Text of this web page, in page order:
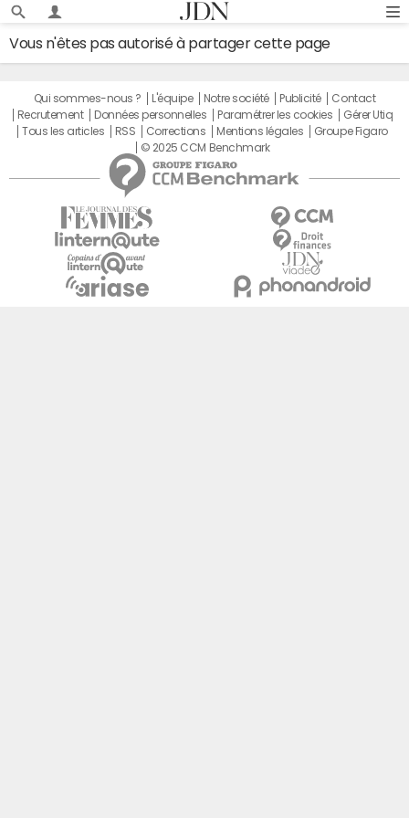
Vous n'êtes pas autorisé à partager cette page
Qui sommes-nous ? L'équipe Notre société Publicité
Contact
Recrutement
Données personnelles Paramétrer les cookies
Gérer Utiq
Tous les articles
RSS Corrections Mentions légales
Groupe Figaro
© 2025 CCM Benchmark